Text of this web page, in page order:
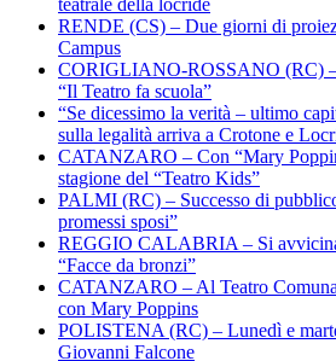
teatrale della locride
RENDE (CS) – Due giorni di
Campus
CORIGLIANO-ROSSANO (RC)
“Il Teatro fa scuola”
“Se dicessimo la verità – ultimo
sulla legalità arriva a Crotone e
CATANZARO – Con “Mary
stagione del “Teatro Kids”
PALMI (RC) – Successo di
promessi sposi”
REGGIO CALABRIA – Si
“Facce da bronzi”
CATANZARO – Al Teatro
con Mary Poppins
POLISTENA (RC) – Lunedì e
Giovanni Falcone